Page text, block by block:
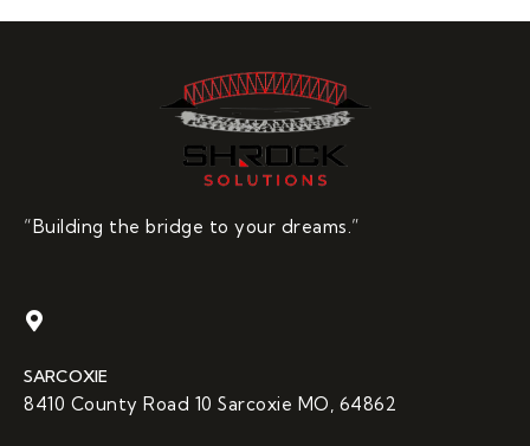
“Building the bridge to your dreams.”
SARCOXIE
8410 County Road 10 Sarcoxie MO, 64862